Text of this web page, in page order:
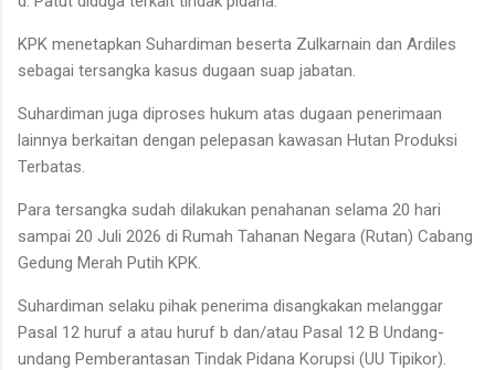
KPK menetapkan Suhardiman beserta Zulkarnain dan Ardiles
sebagai tersangka kasus dugaan suap jabatan.
Suhardiman juga diproses hukum atas dugaan penerimaan
lainnya berkaitan dengan pelepasan kawasan Hutan Produksi
Terbatas.
Para tersangka sudah dilakukan penahanan selama 20 hari
sampai 20 Juli 2026 di Rumah Tahanan Negara (Rutan) Cabang
Gedung Merah Putih KPK.
Suhardiman selaku pihak penerima disangkakan melanggar
Pasal 12 huruf a atau huruf b dan/atau Pasal 12 B Undang-
undang Pemberantasan Tindak Pidana Korupsi (UU Tipikor).